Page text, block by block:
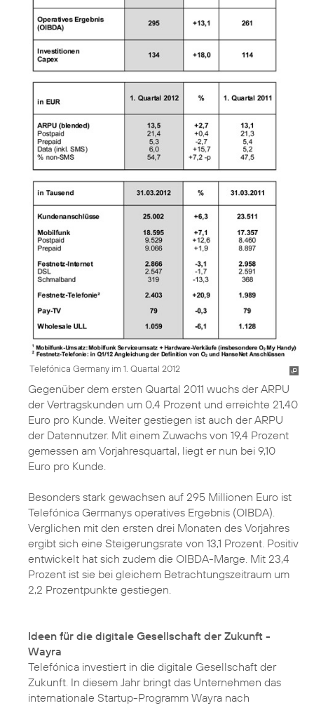
Telefónica Germany im 1. Quartal 2012
Gegenüber dem ersten Quartal 2011 wuchs der ARPU
der Vertragskunden um 0,4 Prozent und erreichte 21,40
Euro pro Kunde. Weiter gestiegen ist auch der ARPU
der Datennutzer. Mit einem Zuwachs von 19,4 Prozent
gemessen am Vorjahresquartal, liegt er nun bei 9,10
Euro pro Kunde.
Besonders stark gewachsen auf 295 Millionen Euro ist
Telefónica Germanys operatives Ergebnis (OIBDA).
Verglichen mit den ersten drei Monaten des Vorjahres
ergibt sich eine Steigerungsrate von 13,1 Prozent. Positiv
entwickelt hat sich zudem die OIBDA-Marge. Mit 23,4
Prozent ist sie bei gleichem Betrachtungszeitraum um
2,2 Prozentpunkte gestiegen.
Ideen für die digitale Gesellschaft der Zukunft -
Wayra
Telefónica investiert in die digitale Gesellschaft der
Zukunft. In diesem Jahr bringt das Unternehmen das
internationale Startup-Programm Wayra nach